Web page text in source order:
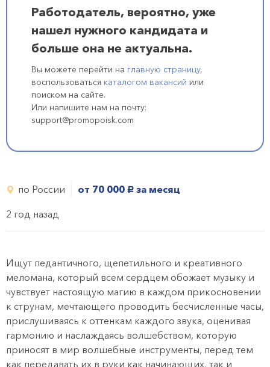
Работодатель, вероятно, уже
нашел нужного кандидата и
больше она не актуальна.
Вы можете перейти на главную страницу,
воспользоваться каталогом вакансий или
поиском на сайте.
Или напишите нам на почту:
support@promopoisk.com
по России от 70 000 руб. за месяц
2 год назад
Ищут педантичного, щепетильного и креативного
меломана, который всем сердцем обожает музыку и
чувствует настоящую магию в каждом прикосновении
к струнам, мечтающего проводить бесчисленные часы,
прислушиваясь к оттенкам каждого звука, оценивая
гармонию и наслаждаясь волшебством, которую
приносят в мир волшебные инструменты, перед тем
как передавать их в руки как начинающих, так и